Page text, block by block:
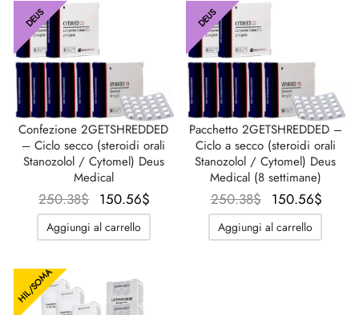
97.63$.
DEUS
Confezione 2GETSHREDDED
– Ciclo secco (steroidi orali
Stanozolol / Cytomel) Deus
Medical
250.38$ Il prezzo
originale
era:
150.56$
Aggiungi al carrello
DEUS
Pacchetto 2GETSHREDDED –
Ciclo a secco (steroidi orali
Stanozolol / Cytomel) Deus
Medical (8 settimane)
250.38$ Il prezzo
originale
era:
150.56$
Aggiungi al carrello
HIL/SOMA